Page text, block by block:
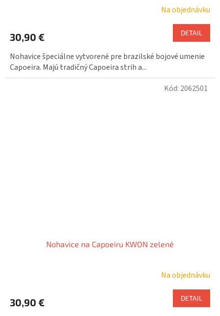
Na objednávku
30,90 € DETAIL
Nohavice špeciálne vytvorené pre brazilské bojové umenie
Capoeira. Majú tradičný Capoeira strih a...
Nohavice na Capoeiru KWON zelené
Na objednávku
30,90 € DETAIL
Kód: 2062501